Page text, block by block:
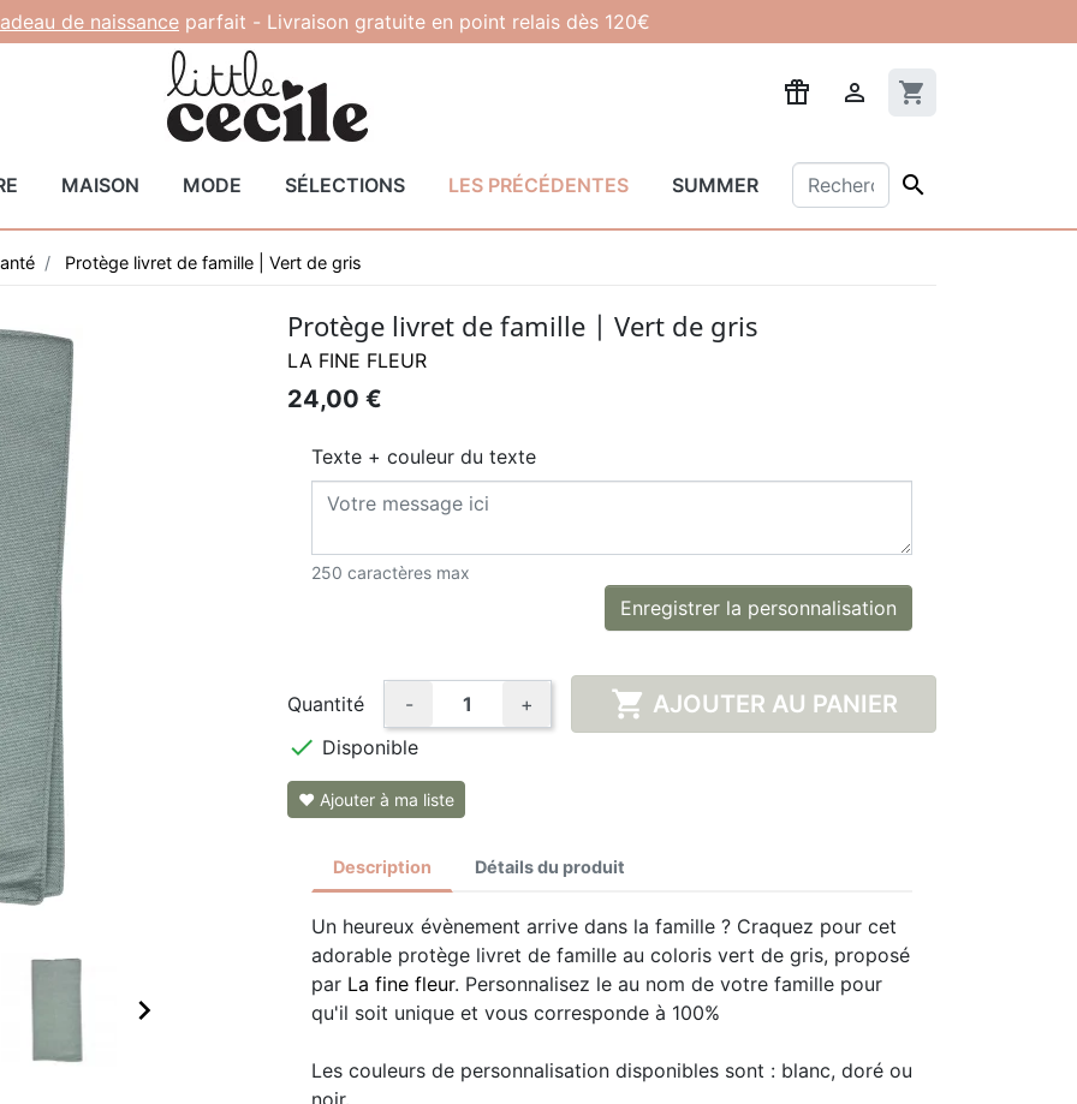
de naissance parfait - Livraison gratuite en point relais dès 120€
 shopping_cart
MAISON MODE SÉLECTIONS LES PRÉCÉDENTES SUMMER 
Protège livret de famille | Vert de gris

Protège livret de famille | Vert de gris
LA FINE FLEUR
24,00 €
Texte + couleur du texte
250 caractères max
Enregistrer la personnalisation
Quantité - +  AJOUTER AU PANIER
 Disponible
❤ Ajouter à ma liste
Description Détails du produit
Un heureux évènement arrive dans la famille ? Craquez pour cet
adorable protège livret de famille au coloris vert de gris, proposé
par La fine fleur. Personnalisez le au nom de votre famille pour
qu'il soit unique et vous corresponde à 100%
Les couleurs de personnalisation disponibles sont : blanc, doré ou
noir.